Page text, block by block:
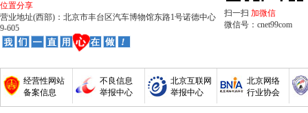
位置分享
营业地址(西部)：北京市丰台区汽车博物馆东路1号诺德中心
9-605
扫一扫 加微信
微信号：cnet99com
经营性网站
备案信息
不良信息
举报中心
北京互联网
举报中心
北京网络
行业协会